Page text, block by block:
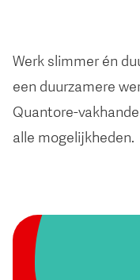
Werk slimmer én
een duurzamere
Quantore-
alle mogelijkheden.